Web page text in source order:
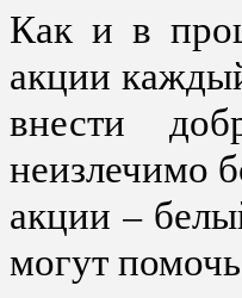
Как и в
акции
внести
неизлечимо
акции –
могут